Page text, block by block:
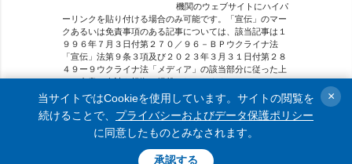
機関のウェブサイトにハイパ
ーリンクを貼り付ける場合のみ可能です。「宣伝」のマー
クあるいは免責事項のある記事については、該当記事は１
９９６年７月３日付第２７０／９６－ＢＰウクライナ法
「宣伝」法第９条３項及び２０２３年３月３１日付第２８
４９ー９ウクライナ法「メディア」の該当部分に従った上
で、合意／会計を根拠に掲載されています。
オンラインメディア主体 メディア識別番号：R40-01421.
© 2015-2026 Ukrinform. All rights reserved.
当サイトではCookieを使用しています。サイトの閲覧を
続けることで、 プライバシーおよびデータ保護ポリシー
に同意したものとみなされます。
承認する
×